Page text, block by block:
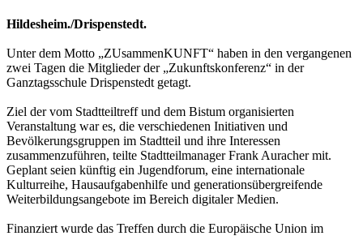
Hildesheim./Drispenstedt.
Unter dem Motto „ZUsammenKUNFT“ haben in den vergangenen
zwei Tagen die Mitglieder der „Zukunftskonferenz“ in der
Ganztagsschule Drispenstedt getagt.
Ziel der vom Stadtteiltreff und dem Bistum organisierten
Veranstaltung war es, die verschiedenen Initiativen und
Bevölkerungsgruppen im Stadtteil und ihre Interessen
zusammenzuführen, teilte Stadtteilmanager Frank Auracher mit.
Geplant seien künftig ein Jugendforum, eine internationale
Kulturreihe, Hausaufgabenhilfe und generationsübergreifende
Weiterbildungsangebote im Bereich digitaler Medien.
Finanziert wurde das Treffen durch die Europäische Union im